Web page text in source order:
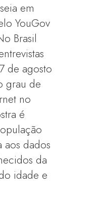
em
YouGov
Brasil
de agosto
grau de
no
é
aos dados
da
idade e